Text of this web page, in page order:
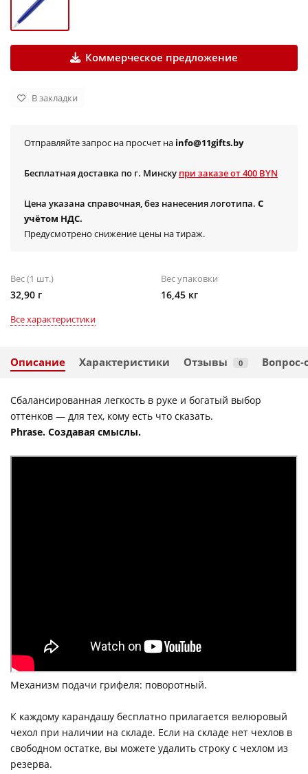
Коммерческое предложение
В закладки
Отправляйте запрос на просчет на info@11gifts.by
Бесплатная доставка по г. Минску при заказе от 400 BYN
Цена указана справочная, без нанесения логотипа. С
учётом НДС.
Предусмотрено снижение цены на тираж.
Вес (1 шт.)
32,90 г
Вес упаковки
16,45 кг
Все характеристики
Описание Характеристики Отзывы 0 Вопрос-
Сбалансированная легкость в руке и богатый выбор
оттенков — для тех, кому есть что сказать.
Phrase. Создавая смыслы.
Механизм подачи грифеля: поворотный.
К каждому карандашу бесплатно прилагается велюровый
чехол при наличии на складе. Если на складе нет чехлов в
свободном остатке, вы можете удалить строку с чехлом из
резерва.